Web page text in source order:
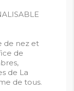
de nez et
de
de La
de tous.